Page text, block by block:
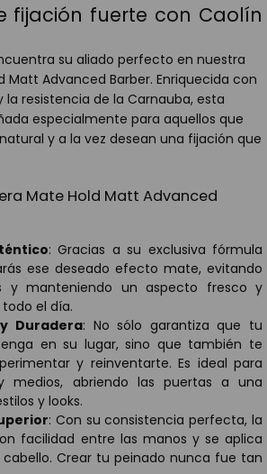
fijación fuerte con Caolín
su aliado perfecto en nuestra
Matt Advanced Barber. Enriquecida con
la resistencia de la Carnauba, esta
especialmente para aquellos que
y a la vez desean una fijación que
Mate Hold Matt Advanced
: Gracias a su exclusiva fórmula
ese deseado efecto mate, evitando
y manteniendo un aspecto fresco y
el día.
Duradera: No sólo garantiza que tu
en su lugar, sino que también te
y reinventarte. Es ideal para
medios, abriendo las puertas a una
y looks.
: Con su consistencia perfecta, la
facilidad entre las manos y se aplica
Crear tu peinado nunca fue tan